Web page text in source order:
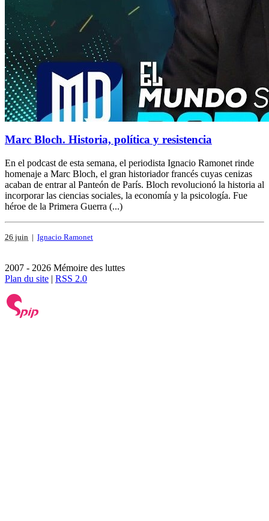
Marc Bloch. Historia, política y resistencia
En el podcast de esta semana, el periodista Ignacio Ramonet rinde
homenaje a Marc Bloch, el gran historiador francés cuyas cenizas
acaban de entrar al Panteón de París. Bloch revolucionó la historia al
incorporar las ciencias sociales, la economía y la psicología. Fue
héroe de la Primera Guerra (...)
26 juin | Ignacio Ramonet
2007 - 2026 Mémoire des luttes
Plan du site | RSS 2.0